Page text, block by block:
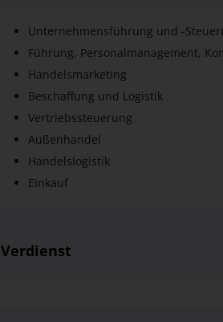
Unternehmensführung und -
Führung, Personalmanagement,
Handelsmarketing
Beschaffung und Logistik
Vertriebssteuerung
Außenhandel
Handelslogistik
Einkauf
Verdienst